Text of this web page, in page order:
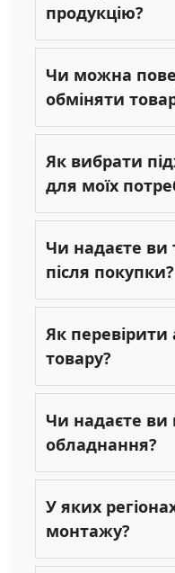
продукцію?
Чи можна
обміняти
Як вибрати
для моїх
Чи надаєте ви
після покупки?
Як перевірити
товару?
Чи надаєте ви
обладнання?
У яких
монтажу?